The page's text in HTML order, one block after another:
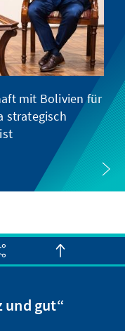
mit Bolivien für
strategisch
und gut“